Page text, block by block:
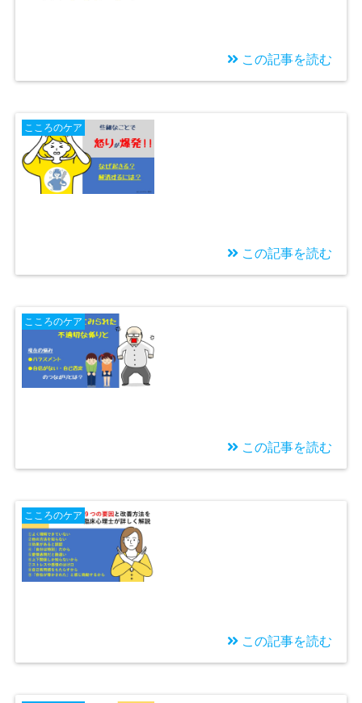
かけ方とは？ストレス
フリーなコミュニケー
ションの秘密
この記事を読む
こころのケア
ラ・怒りが爆発する〜
原因と解消法は？
この記事を読む
こころのケア
定の原因？昭和のマル
トリートメント（不適
切な関わり）とは
この記事を読む
こころのケア
この記事を読む